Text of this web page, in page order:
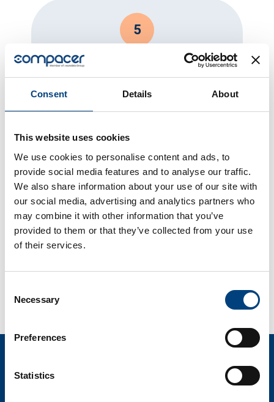
Consent Details About
This website uses cookies
We use cookies to personalise content and ads, to
provide social media features and to analyse our traffic.
We also share information about your use of our site with
our social media, advertising and analytics partners who
may combine it with other information that you’ve
provided to them or that they’ve collected from your use
of their services.
Selection
Necessary
Preferences
Statistics
5
verkkolaskuratkaisut:
compacer tarjoaa joustavan ja
skaalautuvan verkkolaskuratkaisun, joka on
räätälöity yrityksesi erityistarpeisiin.
6
ZUGFeRD-yhteensopivuus:
Tavallisten verkkolaskutusstandardien,
kuten ZUGFeRD:n, noudattamisen
varmistaminen tehokkaan ja standardoidun
laskujen käsittelyn takaamiseksi.
Olemme sertifioituja